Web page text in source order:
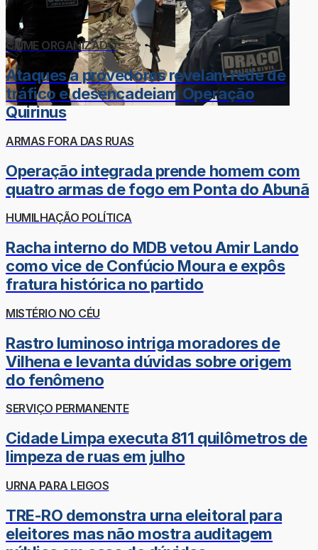
CRIME ORGANIZADO
Ataques a provedores revelam rede de
tráfico e desencadeiam Operação
Quirinus
ARMAS FORA DAS RUAS
Operação integrada prende homem com
quatro armas de fogo em Ponta do Abunã
HUMILHAÇÃO POLÍTICA
Racha interno do MDB vetou Amir Lando
como vice de Confúcio Moura e expôs
fratura histórica no partido
MISTÉRIO NO CÉU
Rastro luminoso intriga moradores de
Vilhena e levanta dúvidas sobre origem
do fenômeno
SERVIÇO PERMANENTE
Cidade Limpa executa 811 quilômetros de
limpeza de ruas em julho
URNA PARA LEIGOS
TRE-RO demonstra urna eleitoral para
eleitores mas não mostra auditagem